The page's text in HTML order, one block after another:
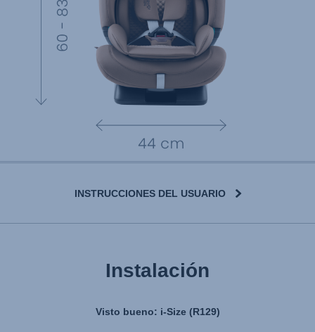
INSTRUCCIONES DEL USUARIO
Instalación
Visto bueno: i-Size (R129)